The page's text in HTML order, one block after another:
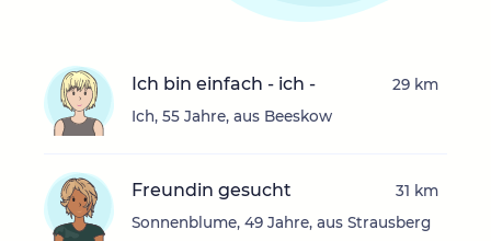
Ich bin einfach - ich -
Ich, 55 Jahre, aus Beeskow
29 km
Freundin gesucht
Sonnenblume, 49 Jahre, aus Strausberg
31 km